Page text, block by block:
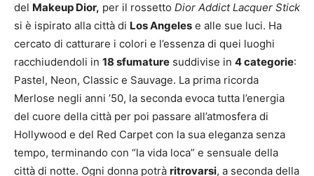
del Makeup Dior, per il rossetto Dior Addict Lacquer Stick
si è ispirato alla città di Los Angeles e alle sue luci. Ha
cercato di catturare i colori e l’essenza di quei luoghi
racchiudendoli in 18 sfumature suddivise in 4 categorie:
Pastel, Neon, Classic e Sauvage. La prima ricorda
Merlose negli anni ’50, la seconda evoca tutta l’energia
del cuore della città per poi passare all’atmosfera di
Hollywood e del Red Carpet con la sua eleganza senza
tempo, terminando con “la vida loca” e sensuale della
città di notte. Ogni donna potrà ritrovarsi, a seconda della